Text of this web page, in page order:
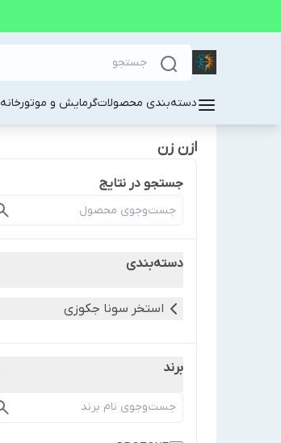
دسته‌بندی محصولاتگرمایش و موتورخانه
ازن زن
جستجو در نتایج
دسته‌بندی
استخر سونا جکوزی
برند